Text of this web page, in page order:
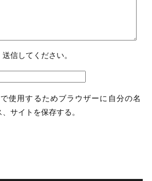
信してください。
使用するためブラウザーに自分の名
サイトを保存する。